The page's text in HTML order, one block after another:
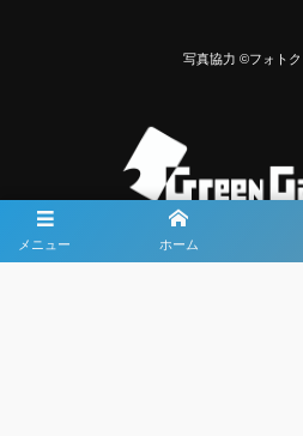
メニュー ホーム
写真協力 ©フォトク